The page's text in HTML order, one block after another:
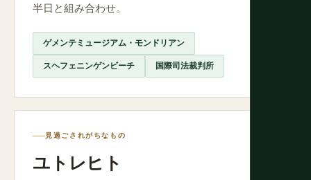
半日と組み合わせ。
ゲメンテミュージアム・モンドリアン
スヘフェニンゲンビーチ 国際司法裁判所
見過ごされがちなもの
ユトレヒト